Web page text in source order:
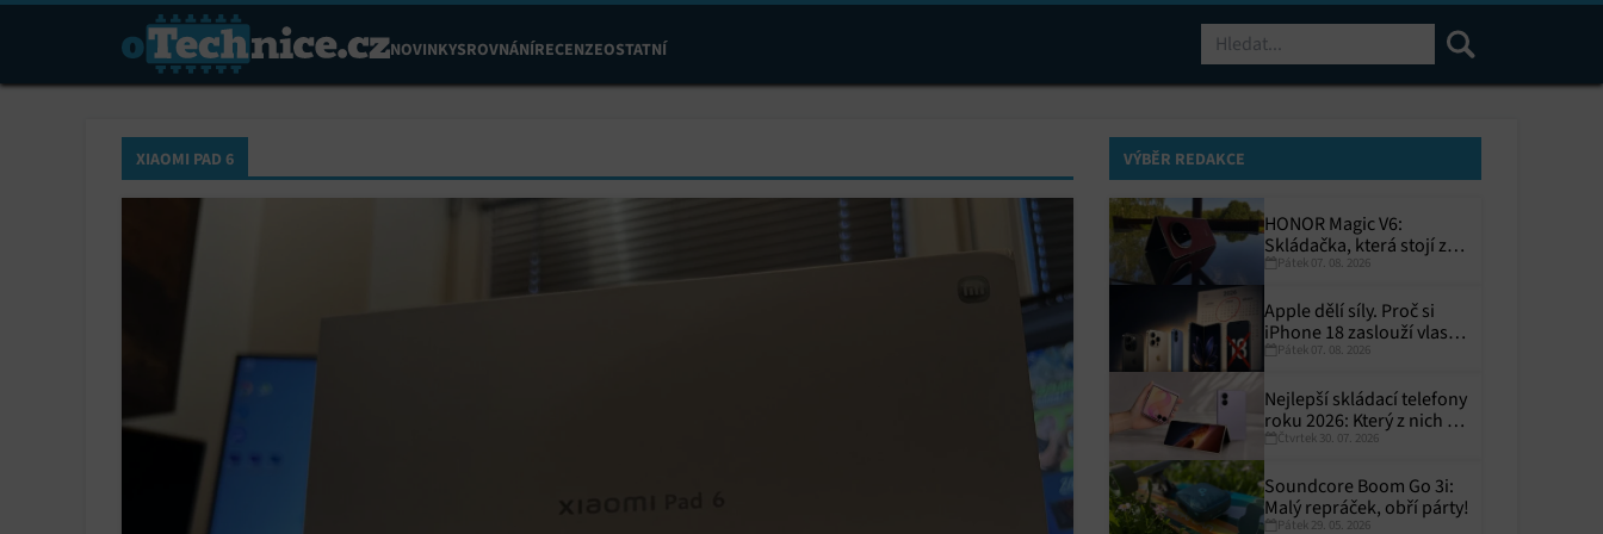
NOVINKYSROVNÁNÍRECENZEOSTATNÍ
XIAOMI PAD 6 VÝBĚR REDAKCE
HONOR Magic V6:
Skládačka, která stojí za
toPátek 07. 08. 2026
Apple dělí síly. Proč si
iPhone 18 zaslouží vlastní
termín?
Pátek 07. 08. 2026
Nejlepší skládací telefony
roku 2026: Který z nich si
zaslouží místo ve vaší
Čtvrtek 30. 07. 2026
Soundcore Boom Go 3i:
Malý repráček, obří párty!
Pátek 29. 05. 2026